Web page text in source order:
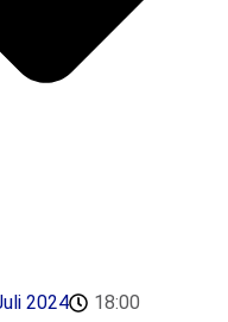
2024 18:00